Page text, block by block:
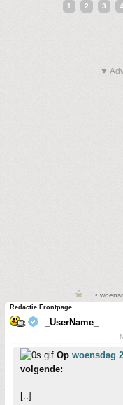
1 2 3 4
▼
•
Redactie Frontpage
_UserName_
Op woensdag
volgende:
[..]